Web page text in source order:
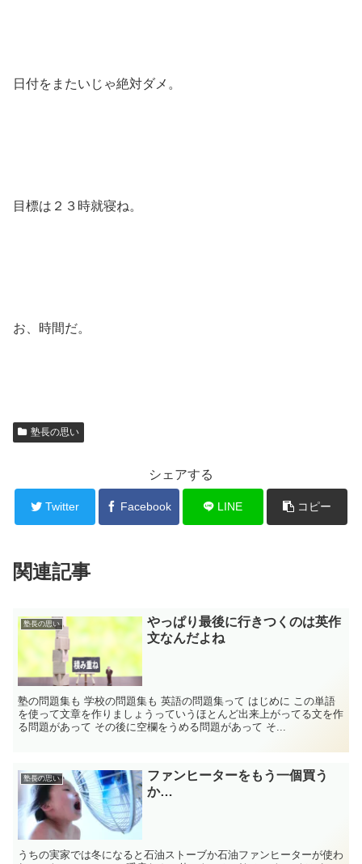
日付をまたいじゃ絶対ダメ。
目標は２３時就寝ね。
お、時間だ。
塾長の思い
シェアする
Twitter Facebook LINE コピー
関連記事
塾長の思い
やっぱり最後に行きつくのは英作
文なんだよね
塾の問題集も 学校の問題集も 英語の問題集って はじめに この単語
を使って文章を作りましょうっていうほとんど出来上がってる文を作
る問題があって その後に空欄をうめる問題があって そ...
塾長の思い
ファンヒーターをもう一個買う
か…
うちの実家では冬になると石油ストーブか石油ファンヒーターが使わ